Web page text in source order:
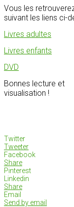
Vous les
suivant les liens ci-
Livres adultes
Livres enfants
DVD
Bonnes lecture et
visualisation !
Twitter
Tweeter
Facebook
Share
Pinterest
Linkedin
Share
Email
Send by email